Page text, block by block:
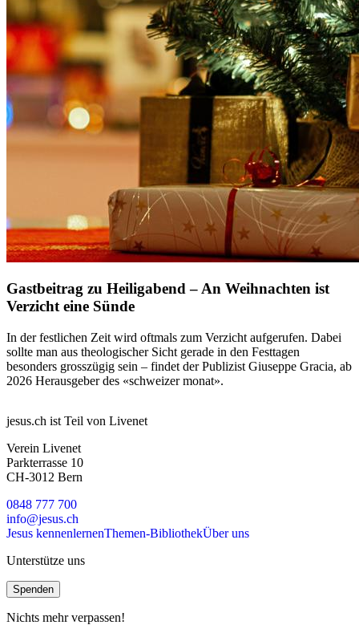
Gastbeitrag zu Heiligabend – An Weihnachten ist
Verzicht eine Sünde
In der festlichen Zeit wird oftmals zum Verzicht aufgerufen. Dabei
sollte man aus theologischer Sicht gerade in den Festtagen
besonders grosszügig sein – findet der Publizist Giuseppe Gracia, ab
2026 Herausgeber des «schweizer monat».
jesus.ch ist Teil von Livenet
Verein Livenet
Parkterrasse 10
CH-3012 Bern
0848 777 700
info@jesus.ch
Jesus kennenlernenThemen-BibliothekÜber uns
Unterstütze uns
Spenden
Nichts mehr verpassen!